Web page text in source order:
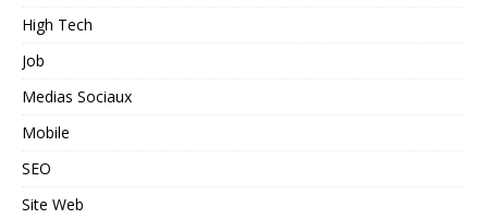
High Tech
Job
Medias Sociaux
Mobile
SEO
Site Web